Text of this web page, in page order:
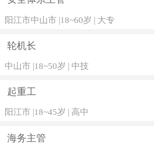
阳江市中山市 |18~60岁 | 大专
轮机长
中山市 |18~50岁 | 中技
起重工
阳江市 18~45岁 高中
海务主管